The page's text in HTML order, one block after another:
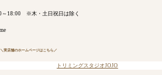
～18:00 ※木・土日祝日は除く
＼実店舗のホームページはこちら／
トリミングスタジオJOJO